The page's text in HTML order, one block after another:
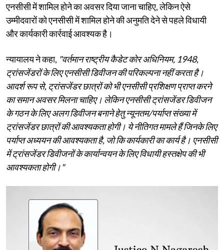
एनसीसी में शामिल होने का अवसर दिया जाना चाहिए, लेकिन ऐसे
उम्मीदवारों को एनसीसी में शामिल होने की अनुमति देने से पहले विधायी
और कार्यकारी कार्रवाई आवश्यक है।
न्यायालय ने कहा, "वर्तमान राष्ट्रीय कैडेट कोर अधिनियम, 1948,
ट्रांसजेंडरों के लिए एनसीसी डिवीजन की परिकल्पना नहीं करता है।
आदर्श रूप से, ट्रांसजेंडर छात्रों को भी एनसीसी प्रशिक्षण प्राप्त करने
का समान अवसर मिलना चाहिए। लेकिन एनसीसी ट्रांसजेंडर डिवीजन
के गठन के लिए अलग डिवीजन बनाने हेतु न्यूनतम/पर्याप्त संख्या में
ट्रांसजेंडर छात्रों की आवश्यकता होगी। ये नीतिगत मामले हैं जिनके लिए
पर्याप्त अध्ययन की आवश्यकता है, जो कि कार्यकारी का कार्य है। एनसीसी
में ट्रांसजेंडर डिवीजनों के कार्यान्वयन के लिए विधायी हस्तक्षेप की भी
आवश्यकता होगी।"